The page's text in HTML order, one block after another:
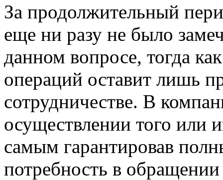
За продолжительный
еще ни разу не было
данном вопросе, тогда
операций оставит лишь
сотрудничестве. В
осуществлении того или
самым гарантировав
потребность в